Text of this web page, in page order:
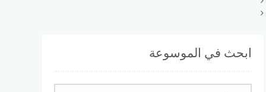
ابحث في الموسوعة
البحث